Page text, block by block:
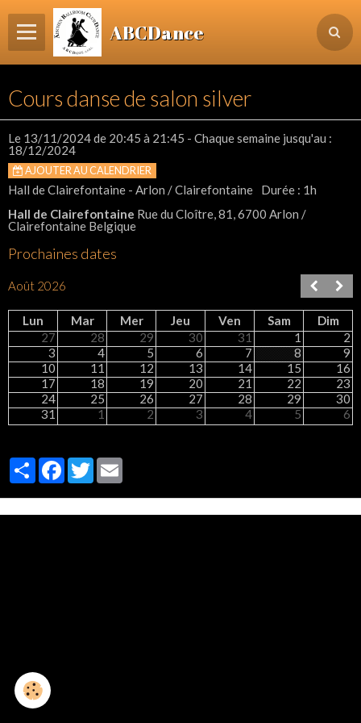
ABCDance
Informations
Agenda Evénements / Cours / Workshops
Inscription & Cours
Contact
Login membre
Cours danse de salon silver
Le 13/11/2024de 20:45 à 21:45 - Chaque semaine jusqu'au :
18/12/2024
AJOUTER AU CALENDRIER
Hall de Clairefontaine - Arlon / Clairefontaine
Durée : 1h
Hall de Clairefontaine Rue du Cloître, 81, 6700 Arlon /
Clairefontaine Belgique
Prochaines dates
Août 2026
Lun Mar Mer Jeu Ven Sam
Dim
27
28 29 30 31 1
2
3
4 5 6 7 8
9
10
11 12 13 14 15
16
17
18 19 20 21 22
23
24
25 26 27 28 29
30
31
1 2 3 4 5 6
PartagerFacebook
Twitter